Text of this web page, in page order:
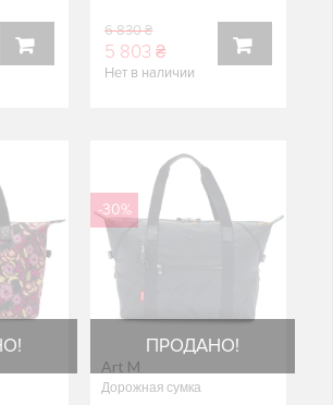
6 830 ₴
5 803 ₴
Нет в наличии
ПРОДАНО!
-30%
Art M
Дорожная сумка